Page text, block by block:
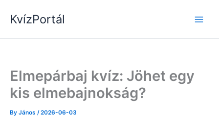
KvízPortál
Elmepárbaj kvíz: Jöhet egy
kis elmebajnokság?
By János /2026-06-03